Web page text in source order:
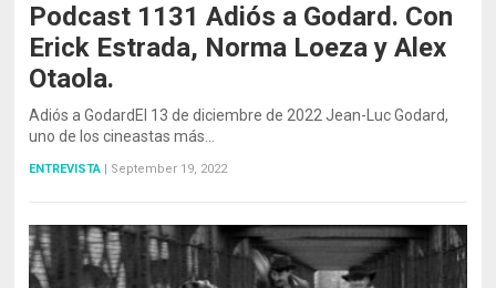
Podcast 1131 Adiós a Godard. Con
Erick Estrada, Norma Loeza y Alex
Otaola.
Adiós a GodardEl 13 de diciembre de 2022 Jean-Luc Godard,
uno de los cineastas más…
ENTREVISTA September 19, 2022